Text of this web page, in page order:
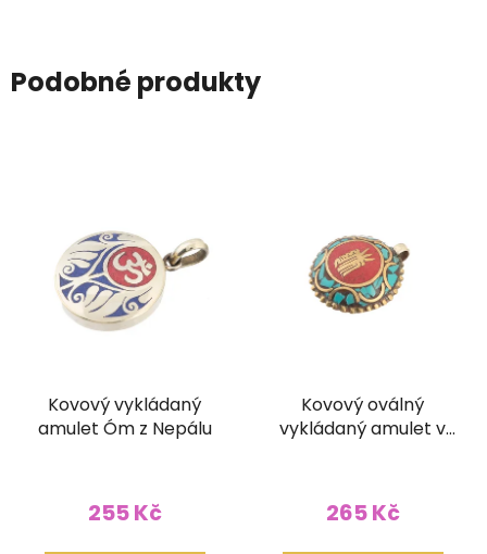
Podobné produkty
Kovový vykládaný
amulet Óm z Nepálu
255 Kč
Kovový oválný
vykládaný amulet v
265 Kč